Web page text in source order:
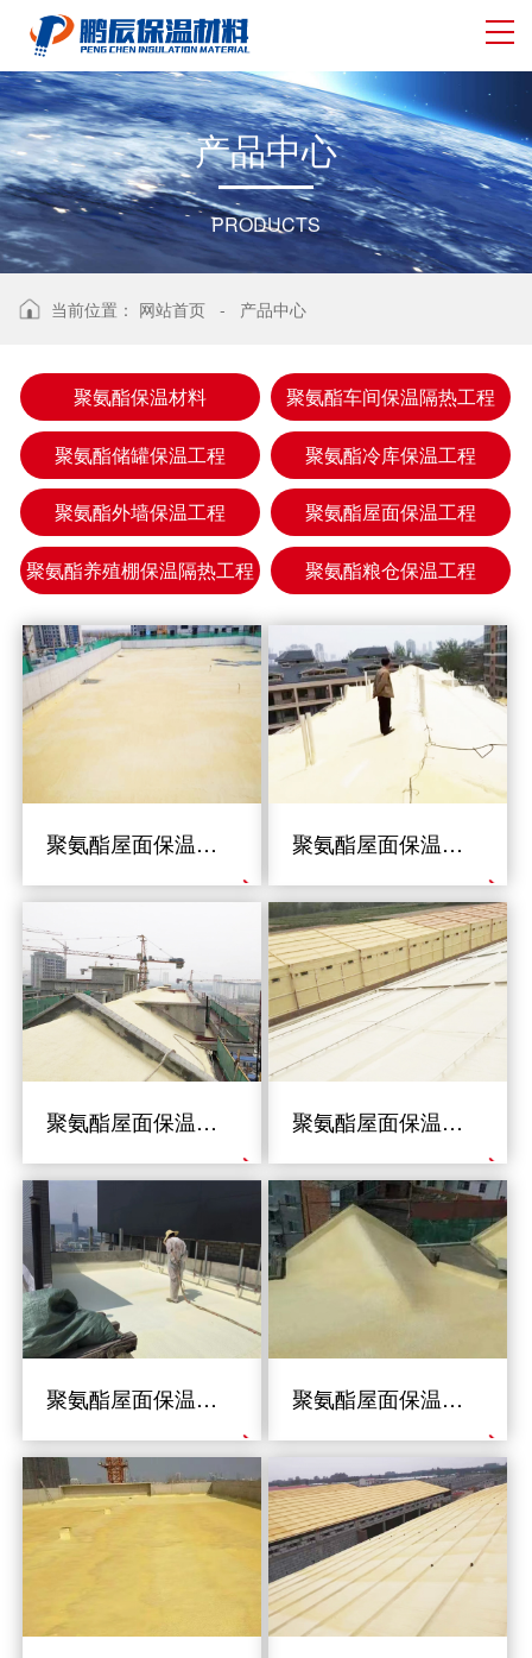
产品中心
PRODUCTS
当前位置： 网站首页 - 产品中心
聚氨酯保温材料 聚氨酯车间保温隔热工程
聚氨酯储罐保温工程 聚氨酯冷库保温工程
聚氨酯外墙保温工程 聚氨酯屋面保温工程
聚氨酯养殖棚保温隔热工程 聚氨酯粮仓保温工程
聚氨酯屋面保温工程 聚氨酯屋面保温工程
聚氨酯屋面保温工程 聚氨酯屋面保温工程
聚氨酯屋面保温工程 聚氨酯屋面保温工程